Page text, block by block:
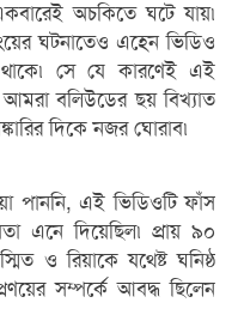
অচকিতে ঘটে যায়৷
ঘটনাতেও এহেন ভিডিও
সে যে কারণেই এই
বলিউডের ছয় বিখ্যাত
দিকে নজর ঘোরাব৷
পাননি, এই ভিডিওটি ফাঁস
এনে দিয়েছিল৷ প্রায় ৯০
ও রিয়াকে যথেষ্ট ঘনিষ্ঠ
সম্পর্কে আবদ্ধ ছিলেন